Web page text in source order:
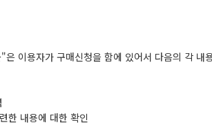
이용자가 구매신청을 함에 있어서 다음의 각 내
한 내용에 대한 확인